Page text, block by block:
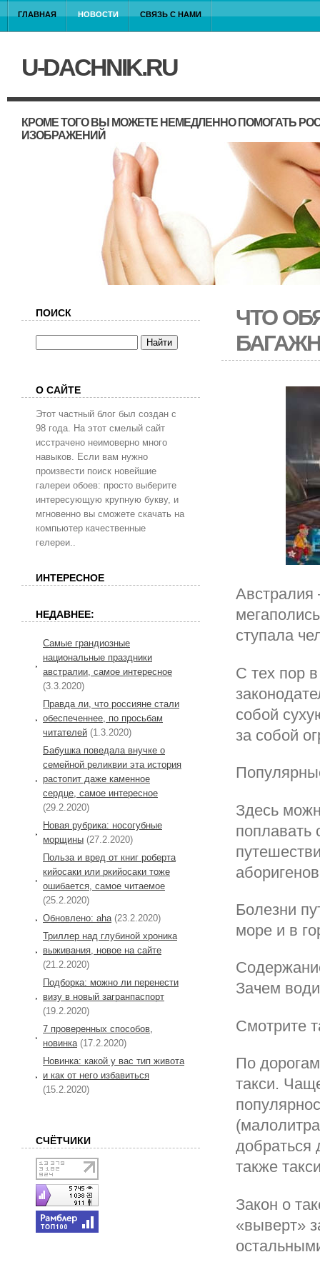
ГЛАВНАЯ НОВОСТИ СВЯЗЬ С НАМИ
U-DACHNIK.RU
КРОМЕ ТОГО ВЫ МОЖЕТЕ НЕМЕДЛЕННО ПОМОГАТЬ
ИЗОБРАЖЕНИЙ
ЧТО
Австралия
ступала
С тех пор
собой
за собой
Здесь
поплавать
Болезни
море и в
Зачем
Смотрите
По
такси.
добраться
также
Закон о
«выверт»
ПОИСК
О САЙТЕ
Этот частный блог был создан с
98 года. На этот смелый сайт
исстрачено неимоверно много
навыков. Если вам нужно
произвести поиск новейшие
галереи обоев: просто выберите
интересующую крупную букву, и
мгновенно вы сможете скачать на
компьютер качественные
гелереи..
ИНТЕРЕСНОЕ
НЕДАВНЕЕ:
Самые грандиозные
национальные праздники
австралии, самое интересное
(3.3.2020)
Правда ли, что россияне стали
обеспеченнее, по просьбам
читателей (1.3.2020)
Бабушка поведала внучке о
семейной реликвии эта история
растопит даже каменное
сердце, самое интересное
(29.2.2020)
Новая рубрика: носогубные
морщины (27.2.2020)
Польза и вред от книг роберта
кийосаки или ркийосаки тоже
ошибается, самое читаемое
(25.2.2020)
Обновлено: aha (23.2.2020)
Триллер над глубиной хроника
выживания, новое на сайте
(21.2.2020)
Подборка: можно ли перенести
визу в новый загранпаспорт
(19.2.2020)
7 проверенных способов,
новинка (17.2.2020)
Новинка: какой у вас тип живота
и как от него избавиться
(15.2.2020)
СЧЁТЧИКИ